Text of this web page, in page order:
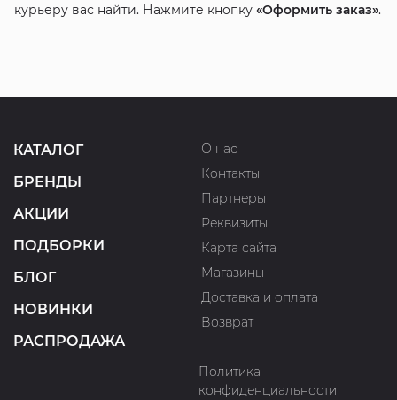
курьеру вас найти. Нажмите кнопку «Оформить заказ».
КАТАЛОГ
БРЕНДЫ
АКЦИИ
ПОДБОРКИ
БЛОГ
НОВИНКИ
РАСПРОДАЖА
О нас
Контакты
Партнеры
Реквизиты
Карта сайта
Магазины
Доставка и оплата
Возврат
Политика
конфиденциальности